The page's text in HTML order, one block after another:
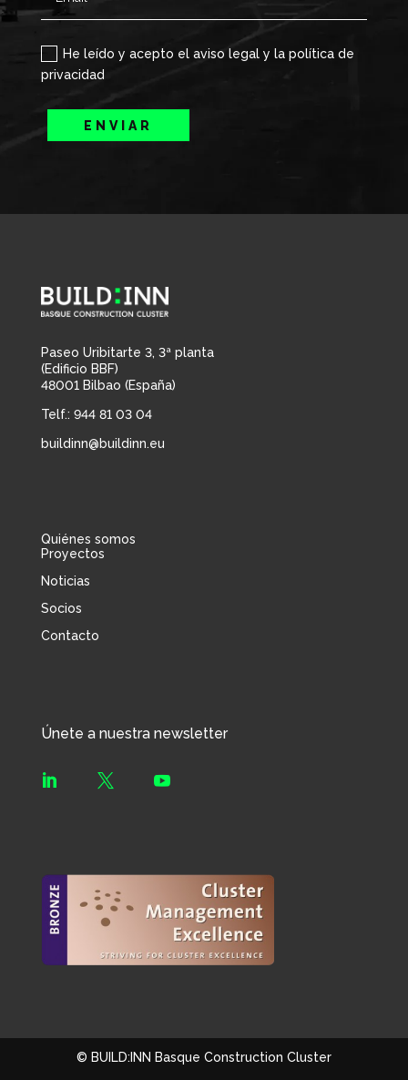
He leído y acepto el aviso legal y la política de
privacidad
ENVIAR
Paseo Uribitarte 3, 3ª planta
(Edificio BBF)
48001 Bilbao (España)
Telf.: 944 81 03 04
buildinn@buildinn.eu
Quiénes somos
Proyectos
Noticias
Socios
Contacto
Únete a nuestra newsletter
  
© BUILD:INN Basque Construction Cluster